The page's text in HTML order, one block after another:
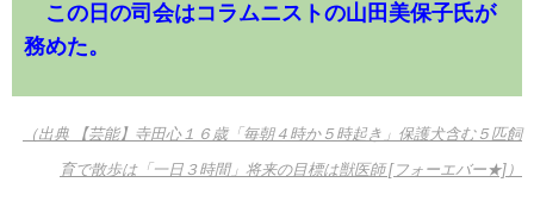
この日の司会はコラムニストの山田美保子氏が
務めた。
（出典 【芸能】寺田心１６歳「毎朝４時か５時起き」保護犬含む５匹飼
育で散歩は「一日３時間」将来の目標は獣医師 [フォーエバー★]）